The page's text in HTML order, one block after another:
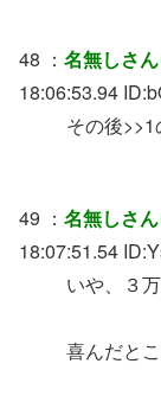
48 ： 名無しさ
18:06:53.94
その後
49 ： 名無しさ
18:07:51.54
いや、３
喜んだと